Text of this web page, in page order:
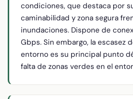
condiciones, que destaca por
caminabilidad y zona segura
inundaciones. Dispone de
Gbps. Sin embargo, la escasez
entorno es su principal punto
falta de zonas verdes en el